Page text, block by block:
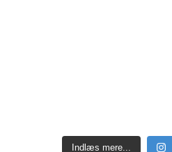
Indlæs mere...